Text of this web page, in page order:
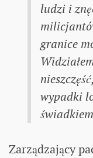
ludzi i
granice
wypadki
Zarządzający